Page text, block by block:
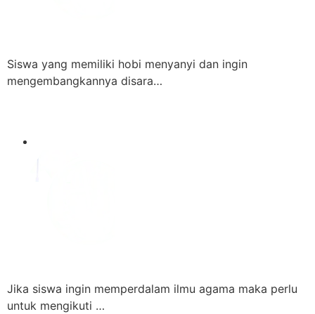
Siswa yang memiliki hobi menyanyi dan ingin
mengembangkannya disara…
Jika siswa ingin memperdalam ilmu agama maka perlu
untuk mengikuti …